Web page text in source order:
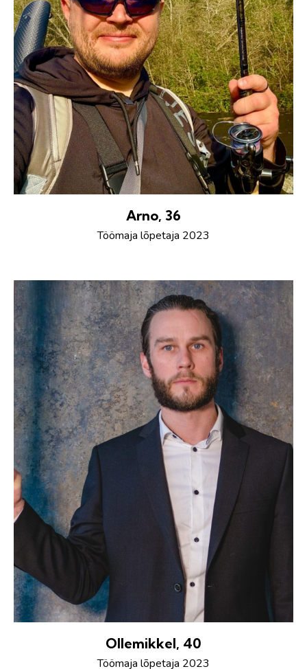
Arno, 36
Töömaja lõpetaja 2023
Ollemikkel, 40
Töömaja lõpetaja 2023